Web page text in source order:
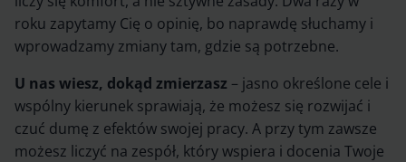
roku zapytamy Cię o opinię, bo naprawdę słuchamy i
wprowadzamy zmiany tam, gdzie są potrzebne.
U nas wiesz, dokąd zmierzasz – jasno określone cele i
wspólny kierunek sprawiają, że możesz się rozwijać i
czuć dumę z efektów swojej pracy. A przy tym zawsze
możesz liczyć na zespół, który wspiera i docenia Twoje